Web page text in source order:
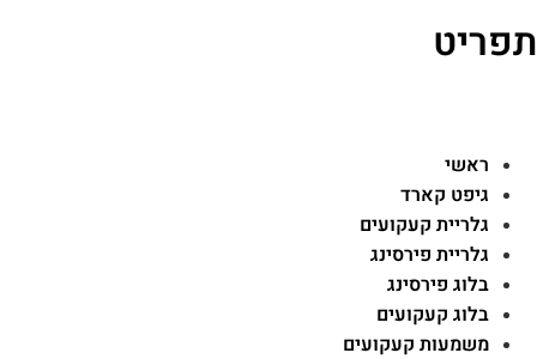
ראשי
גיפט קארד
גלריית קעקועים
גלריית פירסינג
בלוג פירסינג
בלוג קעקועים
משמעות קעקועים